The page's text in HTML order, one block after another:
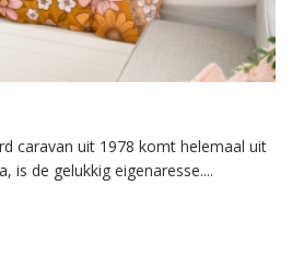
caravan uit 1978 komt helemaal uit
is de gelukkig eigenaresse....